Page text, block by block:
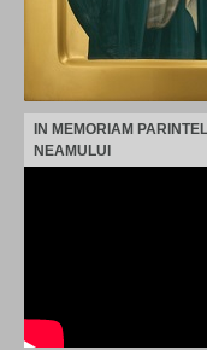
IN MEMORIAM
NEAMULUI